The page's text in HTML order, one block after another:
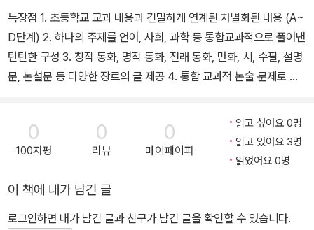
특장점 1. 초등학교 교과 내용과 긴밀하게 연계된 차별화된 내용 (A~
D단계) 2. 하나의 주제를 언어, 사회, 과학 등 통합교과적으로 풀어낸
탄탄한 구성 3. 창작 동화, 명작 동화, 전래 동화, 만화, 시, 수필, 설명
문, 논설문 등 다양한 장르의 글 제공 4. 통합 교과적 논술 문제로 자
0
100자평
0
리뷰
0
마이페이퍼
읽고 싶어요 0명
읽고 있어요 3명
읽었어요 0명
이 책에 내가 남긴 글
로그인하면 내가 남긴 글과 친구가 남긴 글을 확인할 수 있습니다.